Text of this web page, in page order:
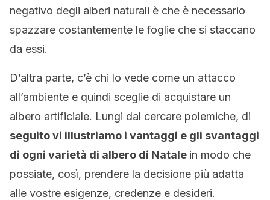
negativo degli alberi naturali è che è necessario
spazzare costantemente le foglie che si staccano
da essi.
D’altra parte, c’è chi lo vede come un attacco
all’ambiente e quindi sceglie di acquistare un
albero artificiale. Lungi dal cercare polemiche, di
seguito vi illustriamo i vantaggi e gli svantaggi
di ogni varietà di albero di Natale in modo che
possiate, così, prendere la decisione più adatta
alle vostre esigenze, credenze e desideri.